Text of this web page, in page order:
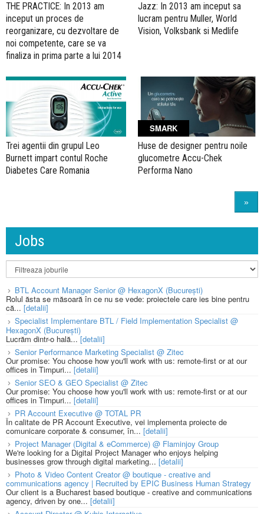
THE PRACTICE: In 2013 am
inceput un proces de
reorganizare, cu dezvoltare de
noi competente, care se va
finaliza in prima parte a lui 2014
Jazz: In 2013 am inceput sa
lucram pentru Muller, World
Vision, Volksbank si Medlife
Trei agentii din grupul Leo
Burnett impart contul Roche
Diabetes Care Romania
SMARK
Huse de designer pentru noile
glucometre Accu-Chek
Performa Nano
»
Jobs
BTL Account Manager Senior @ HexagonX (București)
Rolul ăsta se măsoară în ce nu se vede: proiectele care ies bine pentru
că... [detalii]
Specialist Implementare BTL / Field Implementation Specialist @
HexagonX (București)
Lucrăm dintr-o hală...[detalii]
Senior Performance Marketing Specialist @ Zitec
Our promise: You choose how you'll work with us: remote-first or at our
offices in Timpuri... [detalii]
Senior SEO & GEO Specialist @ Zitec
Our promise: You choose how you'll work with us: remote-first or at our
offices in Timpuri... [detalii]
PR Account Executive @ TOTAL PR
În calitate de PR Account Executive, vei implementa proiecte de
comunicare corporate & consumer, în... [detalii]
Project Manager (Digital & eCommerce) @ Flaminjoy Group
We're looking for a Digital Project Manager who enjoys helping
businesses grow through digital marketing... [detalii]
Photo & Video Content Creator @ boutique - creative and
communications agency | Recruited by EPIC Business Human Strategy
Our client is a Bucharest based boutique - creative and communications
agency, driven by one... [detalii]